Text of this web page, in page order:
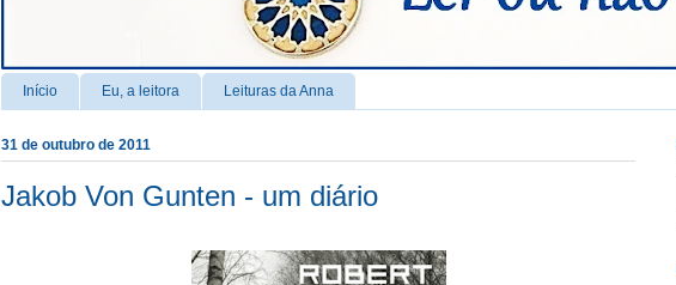
Início Eu, a leitora Leituras da Anna
31 de outubro de 2011
Jakob Von Gunten - um diário